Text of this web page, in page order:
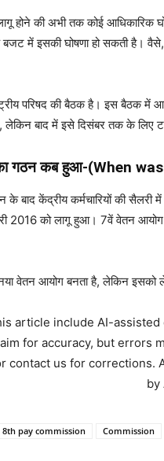
की अभी तक कोई आधिकारिक
में इसकी घोषणा हो सकती है। वैसे,
परिषद की बैठक है। इस बैठक में
लेकिन बाद में इसे दिसंबर तक के लिए
गठन कब हुआ-(When
बाद केंद्रीय कर्मचारियों की
2016 को लागू हुआ। 7वें वेतन आयोग
वेतन आयोग बनता है, लेकिन इसको
article include AI-
for accuracy, but errors
contact us for corrections.
by
8th pay commission Commission